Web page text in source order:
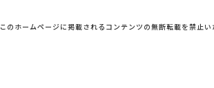
このホームページに掲載されるコンテンツの無断転載を禁止い